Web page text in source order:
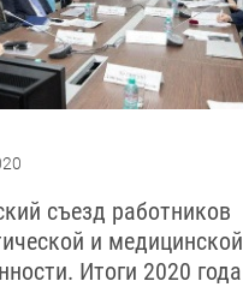
съезд работников
и медицинской
Итоги 2020 года